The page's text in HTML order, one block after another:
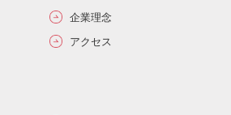
企業理念
アクセス